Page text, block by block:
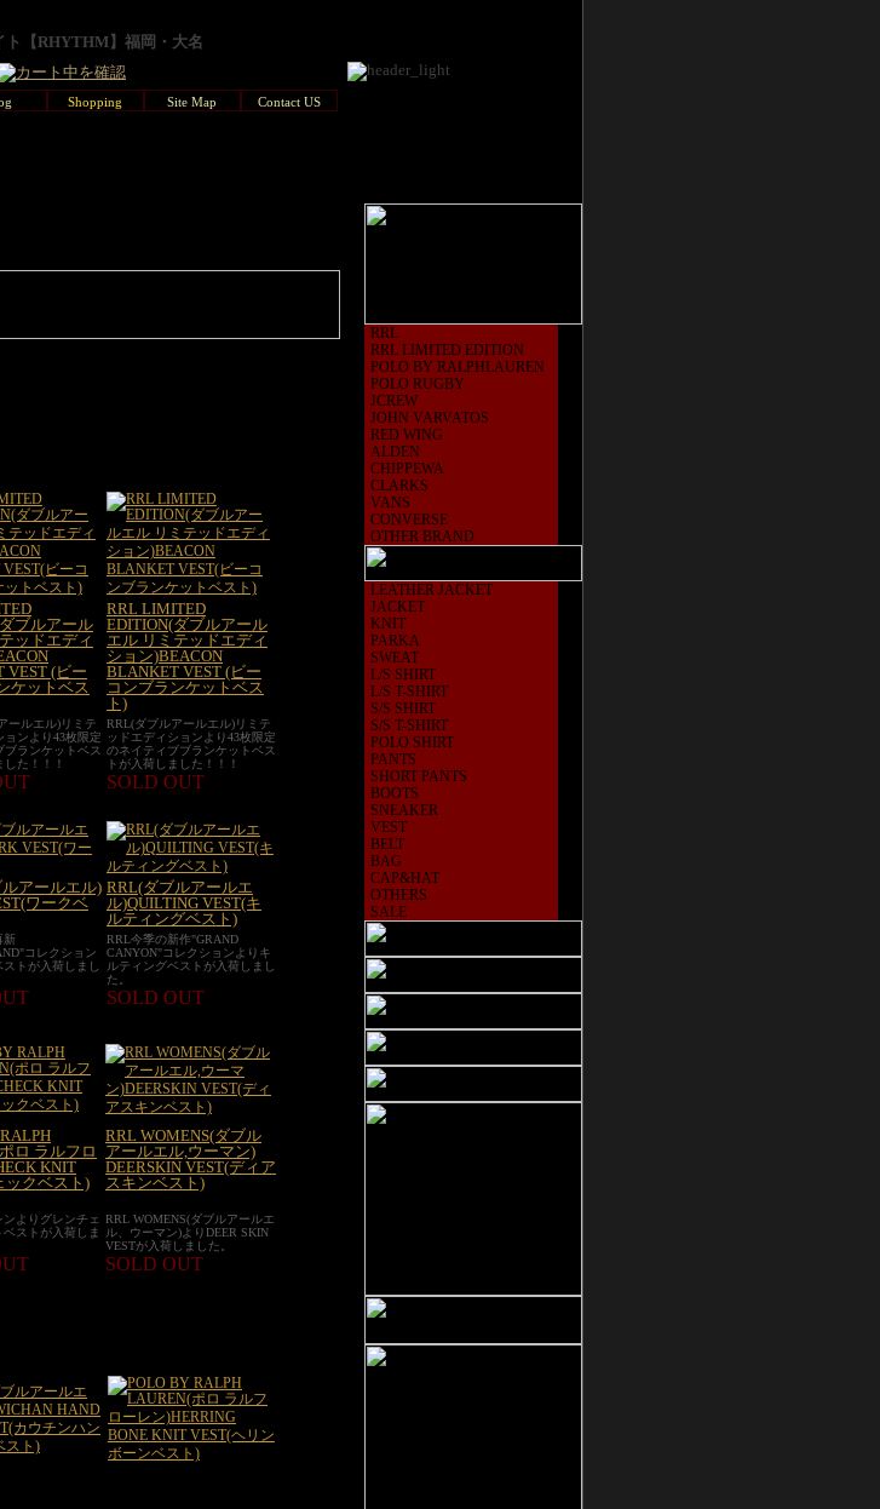
ト【RHYTHM】福岡・大名
Shopping Site Map Contact US
ブルアール
ッドエディ
VEST (ビー
ケットベス
RRL LIMITED
EDITION(ダブルアール
エル リミテッドエディ
ション)BEACON
BLANKET VEST (ビー
コンブランケットベス
ト)
ールエル)リミテ
ョンより43枚限定
ブランケットベス
した！！！
RRL(ダブルアールエル)リミテ
ッドエディションより43枚限定
のネイティブブランケットベス
トが入荷しました！！！
SOLD OUT
アールエル)
ワークベ
RRL(ダブルアールエ
ル)QUILTING VEST(キ
ルティングベスト)
新
コレクション
ストが入荷しまし
RRL今季の新作"GRAND
CANYON"コレクションよりキ
ルティングベストが入荷しまし
た。
SOLD OUT
ロ ラルフロ
KNIT
ックベスト)
RRL WOMENS(ダブル
アールエル,ウーマン)
DEERSKIN VEST(ディア
スキンベスト)
ンよりグレンチェ
ベストが入荷しま
RRL WOMENS(ダブルアールエ
ル、ウーマン)よりDEER SKIN
VESTが入荷しました。
SOLD OUT
RRL
RRL LIMITED EDITION
POLO BY RALPHLAUREN
POLO RUGBY
JCREW
JOHN VARVATOS
RED WING
ALDEN
CHIPPEWA
CLARKS
VANS
CONVERSE
OTHER BRAND
LEATHER JACKET
JACKET
KNIT
PARKA
SWEAT
L/S SHIRT
L/S T-SHIRT
S/S SHIRT
S/S T-SHIRT
POLO SHIRT
PANTS
SHORT PANTS
BOOTS
SNEAKER
VEST
BELT
BAG
CAP&HAT
OTHERS
SALE